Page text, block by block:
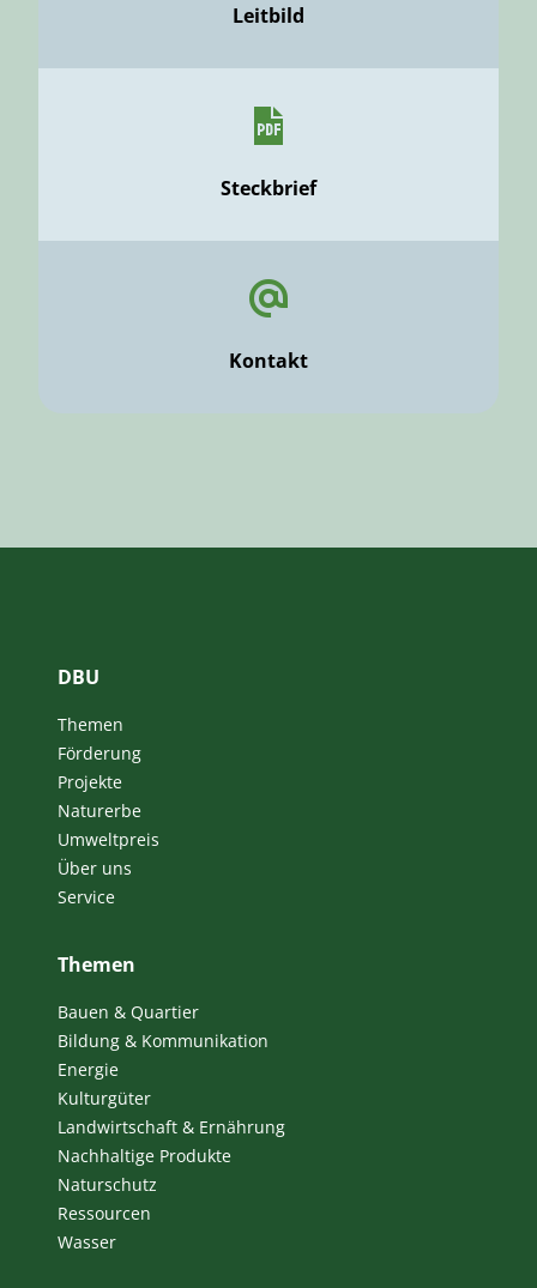
Leitbild
Steckbrief
Kontakt
DBU
Themen
Förderung
Projekte
Naturerbe
Umweltpreis
Über uns
Service
Themen
Bauen & Quartier
Bildung & Kommunikation
Energie
Kulturgüter
Landwirtschaft & Ernährung
Nachhaltige Produkte
Naturschutz
Ressourcen
Wasser